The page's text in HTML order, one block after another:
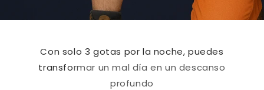
Con solo 3 gotas por la noche, puedes
transformar un mal día en un descanso
profundo